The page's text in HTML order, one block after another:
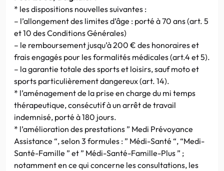
* les dispositions nouvelles suivantes :
– l’allongement des limites d’âge : porté à 70 ans (art. 5
et 10 des Conditions Générales)
– le remboursement jusqu’à 200 € des honoraires et
frais engagés pour les formalités médicales (art.4 et 5).
– la garantie totale des sports et loisirs, sauf moto et
sports particulièrement dangereux (art. 14).
* l’aménagement de la prise en charge du mi temps
thérapeutique, consécutif à un arrêt de travail
indemnisé, porté à 180 jours.
* l’amélioration des prestations ” Medi Prévoyance
Assistance “, selon 3 formules : ” Médi-Santé “, “Medi-
Santé-Famille ” et ” Médi-Santé-Famille-Plus ” ;
notamment en ce qui concerne les consultations, les